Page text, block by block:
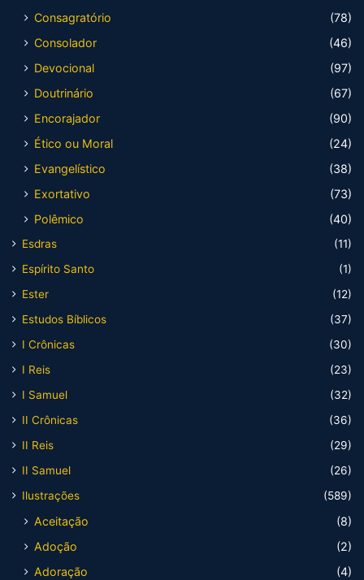
Consagratório
(78)
Consolador
(46)
Devocional
(97)
Doutrinário
(67)
Encorajador
(90)
Ético ou Moral
(24)
Evangelístico
(38)
Exortativo
(73)
Polêmico
(40)
Esdras
(11)
Espírito Santo
(1)
Ester
(12)
Estudos Bíblicos
(37)
I Crônicas
(30)
I Reis
(23)
I Samuel
(32)
II Crônicas
(36)
II Reis
(29)
II Samuel
(26)
Ilustrações
(589)
Aceitação
(8)
Adoção
(2)
Adoração
(4)